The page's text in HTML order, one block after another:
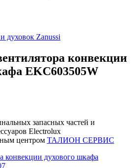
духовок Zanussi
конвекции
EKC603505W
запасных частей и
Electrolux
центром ТАЛИОН СЕРВИС